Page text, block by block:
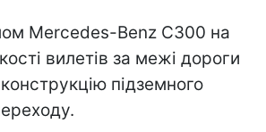
Mercedes-Benz C300 на
вилетів за межі дороги
підземного